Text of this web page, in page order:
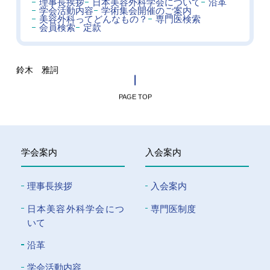
理事長挨拶 日本美容外科学会について
沿革
学会活動内容
学術集会開催のご案内
美容外科ってどんなもの？
専門医検索
会員検索
定款
鈴木 雅詞
PAGE TOP
学会案内
理事長挨拶
⽇本美容外科学会につ
いて
沿革
学会活動内容
入会案内
入会案内
専門医制度